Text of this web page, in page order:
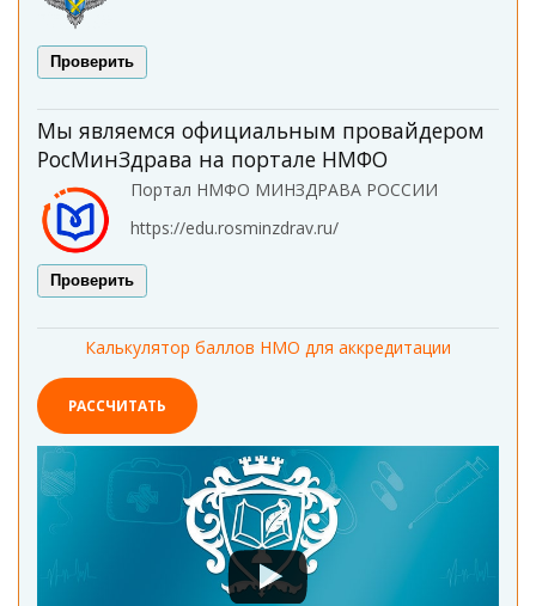
Проверить
Мы являемся официальным провайдером
РосМинЗдрава на портале НМФО
Портал НМФО МИНЗДРАВА РОССИИ
https://edu.rosminzdrav.ru/
Проверить
Калькулятор баллов НМО для аккредитации
РАССЧИТАТЬ